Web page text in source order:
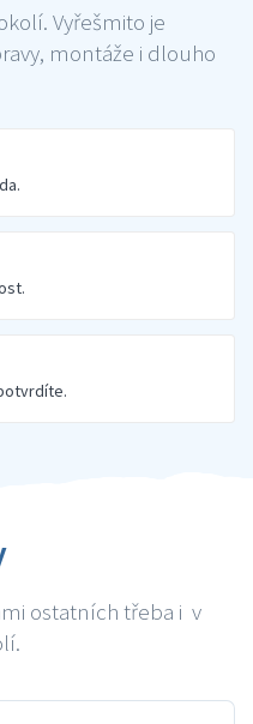
Vyřešmito je
montáže i dlouho
ostatních třeba i v